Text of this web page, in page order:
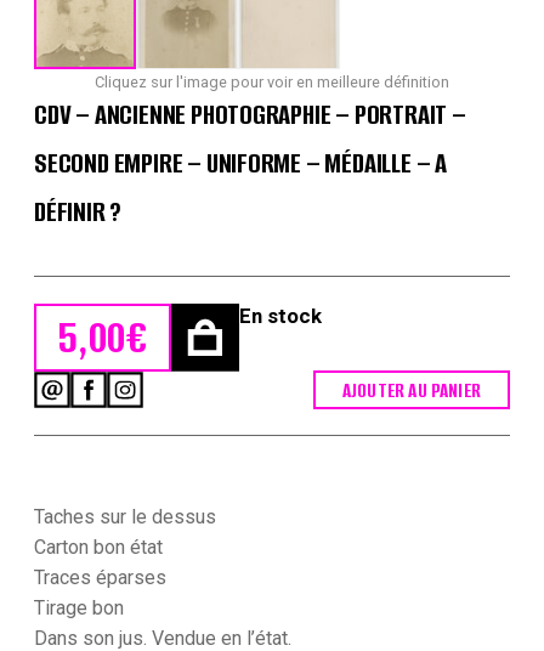
Cliquez sur l'image pour voir en meilleure définition
CDV – ANCIENNE PHOTOGRAPHIE – PORTRAIT –
SECOND EMPIRE – UNIFORME – MÉDAILLE – A
DÉFINIR ?
5,00€ En stock
Photographie
-
Portrait
-
Empire
AJOUTER AU PANIER
Taches sur le dessus
Carton bon état
Traces éparses
Tirage bon
Dans son jus. Vendue en l’état.